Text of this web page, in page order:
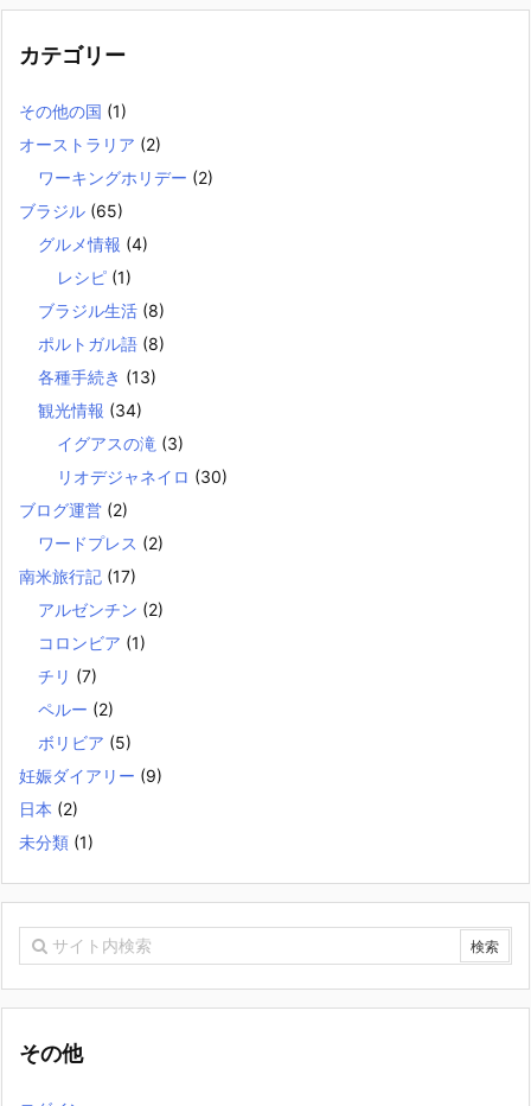
カテゴリー
その他の国 (1)
オーストラリア (2)
ワーキングホリデー (2)
ブラジル (65)
グルメ情報 (4)
レシピ (1)
ブラジル生活 (8)
ポルトガル語 (8)
各種手続き (13)
観光情報 (34)
イグアスの滝 (3)
リオデジャネイロ (30)
ブログ運営 (2)
ワードプレス (2)
南米旅行記 (17)
アルゼンチン (2)
コロンビア (1)
チリ (7)
ペルー (2)
ボリビア (5)
妊娠ダイアリー (9)
日本 (2)
未分類 (1)
その他